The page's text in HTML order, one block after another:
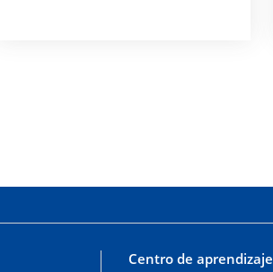
Centro de aprendizaje